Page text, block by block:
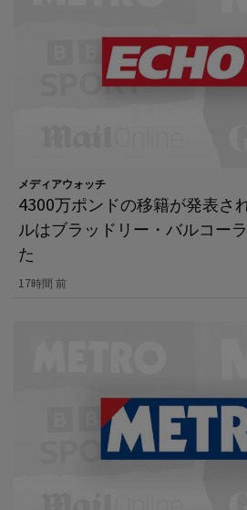
メディアウォッチ
4300万ポンドの移籍が発表さ
ルはブラッドリー・バルコー
た
17時間 前